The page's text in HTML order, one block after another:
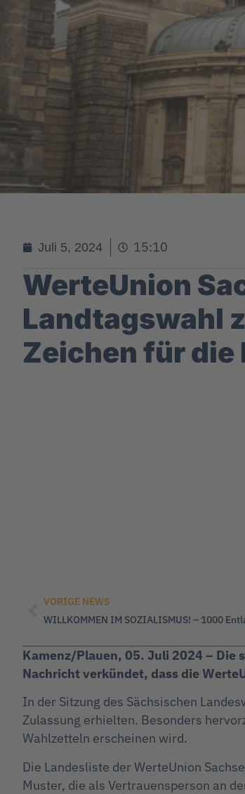
Juli 5, 2024 15:10
WerteUnion
Landtagswahl
Zeichen für die
VORIGE NEWS
WILLKOMMEN IM SOZIALISMUS! – 1000
Kamenz/Plauen, 05. Juli 2024 – Die
Nachricht verkündet, dass die
In der Sitzung des Sächsischen
Zulassung erhielten. Besonders
Wahlzetteln erscheinen wird.
Die Landesliste der WerteUnion
Muster, die als Vertrauensperson an